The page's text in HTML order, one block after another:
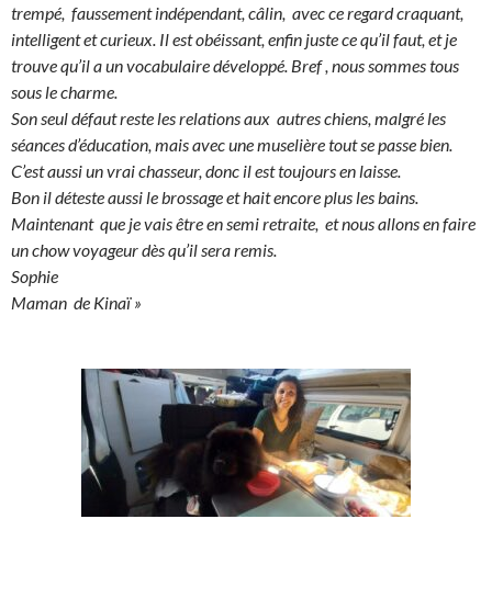
trempé, faussement indépendant, câlin, avec ce regard craquant,
intelligent et curieux. Il est obéissant, enfin juste ce qu’il faut, et je
trouve qu’il a un vocabulaire développé. Bref , nous sommes tous
sous le charme.
Son seul défaut reste les relations aux autres chiens, malgré les
séances d’éducation, mais avec une muselière tout se passe bien.
C’est aussi un vrai chasseur, donc il est toujours en laisse.
Bon il déteste aussi le brossage et hait encore plus les bains.
Maintenant que je vais être en semi retraite, et nous allons en faire
un chow voyageur dès qu’il sera remis.
Sophie
Maman de Kinaï »